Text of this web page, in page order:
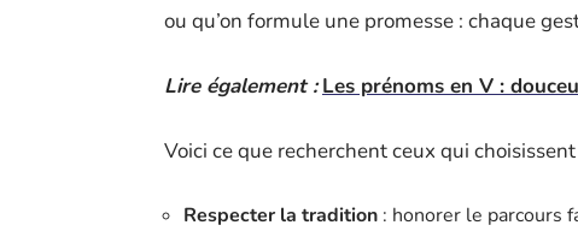
ou qu’on formule une promesse : chaque
Lire également : Les prénoms en V :
Voici ce que recherchent ceux qui
Respecter la tradition : honorer le parcours